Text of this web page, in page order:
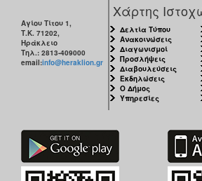
Αγίου Τίτου 1,
Τ.Κ. 71202,
Ηράκλειο
Τηλ.: 2813-409000
email:info@heraklion.gr
Χάρτης
Δελτία Τύπου
Ανακοινώσεις
Διαγωνισμοί
Προσλήψεις
Διαβουλεύσεις
Εκδηλώσεις
Ο Δήμος
Υπηρεσίες